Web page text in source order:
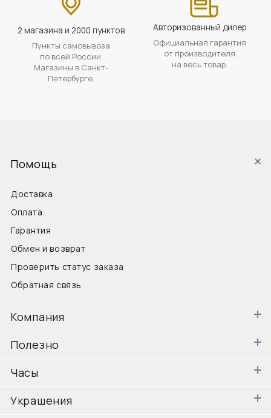
2 магазина и 2000 пунктов
Пункты самовывоза
по всей России.
Магазины в Санкт-
Петербурге.
Авторизованный дилер
Официальная гарантия
от производителя
на весь товар.
Помощь
Доставка
Оплата
Гарантия
Обмен и возврат
Проверить статус заказа
Обратная связь
Компания
Полезно
Часы
Украшения